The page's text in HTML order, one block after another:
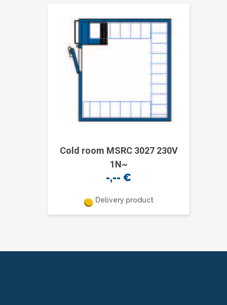
Cold room MSRC 3027 230V
1N~
-,-- €
Delivery product